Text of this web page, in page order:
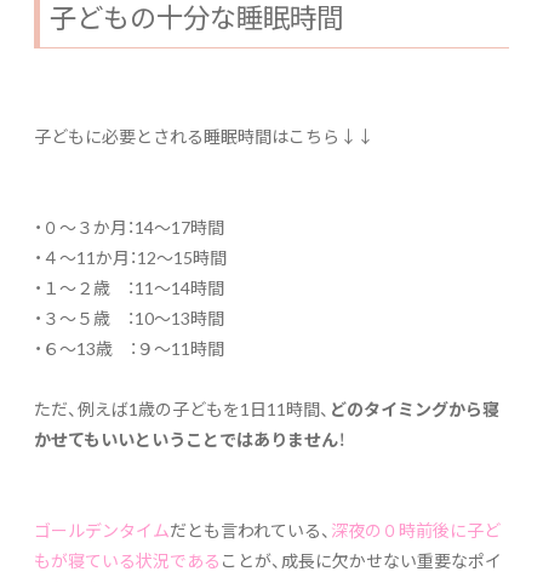
子どもの十分な睡眠時間
子どもに必要とされる睡眠時間はこちら↓↓
・０～３か月：14～17時間
・４～11か月：12～15時間
・１～２歳 ：11～14時間
・３～５歳 ：10～13時間
・６～13歳 ：９～11時間
ただ、例えば1歳の子どもを1日11時間、 どのタイミングから寝
かせてもいいということではありません！
ゴールデンタイムだとも言われている、 深夜の０時前後に子ど
もが寝ている状況である ことが、成長に欠かせない重要なポイ